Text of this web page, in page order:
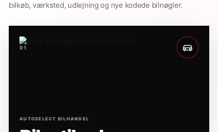
bilkøb, værksted, udlejning og nye kodede bilnøgler.
01
AUTOSELECT BILHANDEL